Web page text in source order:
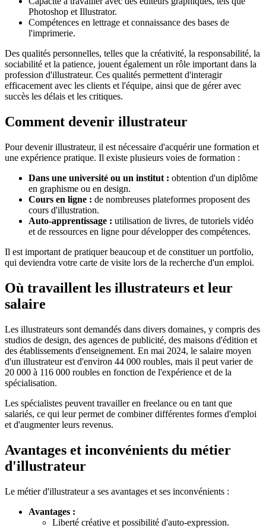
Photoshop et Illustrator.
Compétences en lettrage et connaissance des bases de
l'imprimerie.
Des qualités personnelles, telles que la créativité, la responsabilité, la
sociabilité et la patience, jouent également un rôle important dans la
profession d'illustrateur. Ces qualités permettent d'interagir
efficacement avec les clients et l'équipe, ainsi que de gérer avec
succès les délais et les critiques.
Comment devenir illustrateur
Pour devenir illustrateur, il est nécessaire d'acquérir une formation et
une expérience pratique. Il existe plusieurs voies de formation :
Dans une université ou un institut : obtention d'un diplôme
en graphisme ou en design.
Cours en ligne : de nombreuses plateformes proposent des
cours d'illustration.
Auto-apprentissage : utilisation de livres, de tutoriels vidéo
et de ressources en ligne pour développer des compétences.
Il est important de pratiquer beaucoup et de constituer un portfolio,
qui deviendra votre carte de visite lors de la recherche d'un emploi.
Où travaillent les illustrateurs et leur
salaire
Les illustrateurs sont demandés dans divers domaines, y compris des
studios de design, des agences de publicité, des maisons d'édition et
des établissements d'enseignement. En mai 2024, le salaire moyen
d'un illustrateur est d'environ 44 000 roubles, mais il peut varier de
20 000 à 116 000 roubles en fonction de l'expérience et de la
spécialisation.
Les spécialistes peuvent travailler en freelance ou en tant que
salariés, ce qui leur permet de combiner différentes formes d'emploi
et d'augmenter leurs revenus.
Avantages et inconvénients du métier
d'illustrateur
Le métier d'illustrateur a ses avantages et ses inconvénients :
Avantages :
Liberté créative et possibilité d'auto-expression.